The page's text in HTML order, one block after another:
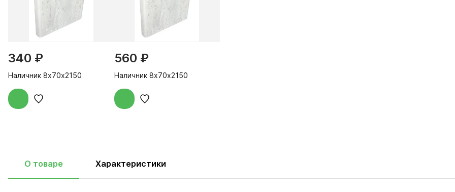
340 ₽
Наличник 8х70х2150
560 ₽
Наличник 8х70х2150
О товаре Характеристики